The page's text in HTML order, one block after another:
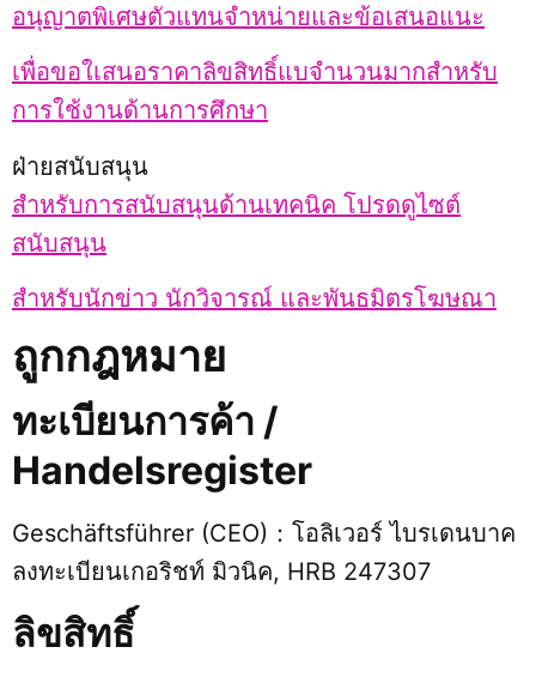
อนุญาตพิเศษตัวแทนจำหน่ายและข้อเสนอแนะ
เพื่อขอใเสนอราคาลิขสิทธิ์แบจำนวนมากสำหรับ
การใช้งานด้านการศึกษา
ฝ่ายสนับสนุน
สำหรับการสนับสนุนด้านเทคนิค โปรดดูไซต์
สนับสนุน
สำหรับนักข่าว นักวิจารณ์ และพันธมิตรโฆษณา
ถูกกฎหมาย
ทะเบียนการค้า /
Handelsregister
Geschäftsführer (CEO)：โอลิเวอร์ ไบรเดนบาค
ลงทะเบียนเกอริชท์ มิวนิค, HRB 247307
ลิขสิทธิ์